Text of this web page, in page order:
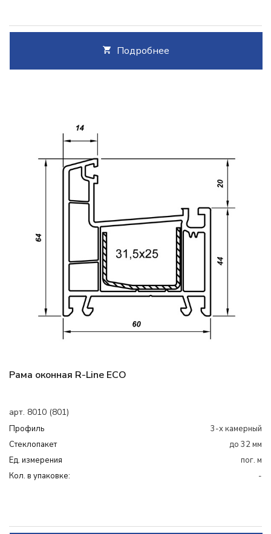
Подробнее
Рама оконная R-Line ECO
арт. 8010 (801)
Профиль
3-х камерный
Cтеклопакет
до 32 мм
Ед. измерения
пог. м
Кол. в упаковке:
-